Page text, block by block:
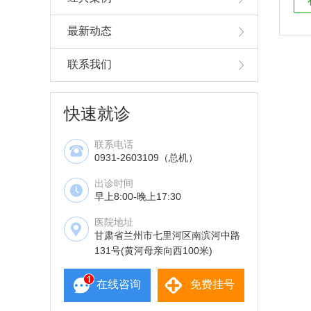
最新动态
联系我们
快速就诊
联系电话
0931-2603109（总机）
出诊时间
早上8:00-晚上17:30
医院地址
甘肃省兰州市七里河区南滨河中路
131号(黄河母亲向西100米)
在线咨询 免费挂号